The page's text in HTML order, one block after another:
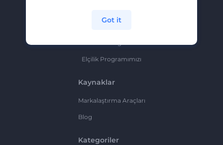
Elçilik Programımızı
Kaynaklar
Markalaştırma Araçları
Blog
Kategoriler
Got it